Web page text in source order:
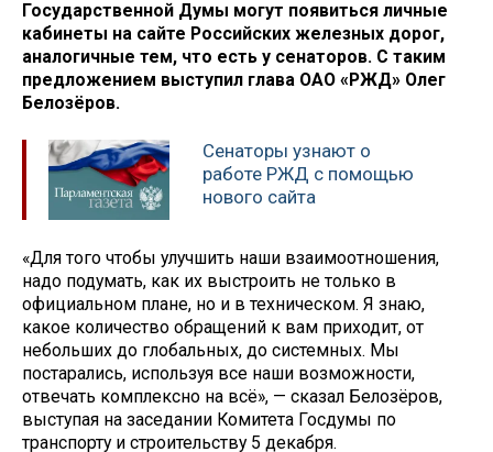
Государственной Думы могут появиться личные
кабинеты на сайте Российских железных дорог,
аналогичные тем, что есть у сенаторов. С таким
предложением выступил глава ОАО «РЖД» Олег
Белозёров.
Сенаторы узнают о
работе РЖД с помощью
нового сайта
«Для того чтобы улучшить наши взаимоотношения,
надо подумать, как их выстроить не только в
официальном плане, но и в техническом. Я знаю,
какое количество обращений к вам приходит, от
небольших до глобальных, до системных. Мы
постарались, используя все наши возможности,
отвечать комплексно на всё», — сказал Белозёров,
выступая на заседании Комитета Госдумы по
транспорту и строительству 5 декабря.